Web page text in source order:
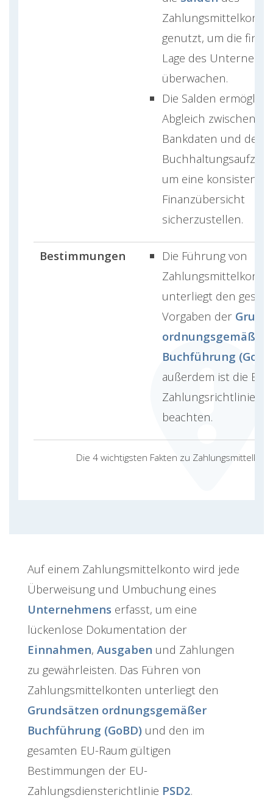
Die 4 wichtigsten Fakten zu
genutzt, um die
Lage des
überwachen.
Die Salden
Abgleich zwischen
Bankdaten und den
um eine konsistente
Finanzübersicht
sicherzustellen.
Bestimmungen
Die Führung von
unterliegt den
Vorgaben der
ordnungsgemäßer
Buchführung
außerdem ist die EU-
Zahlungsrichtlinie
beachten.
Auf einem Zahlungsmittelkonto wird jede
Überweisung und Umbuchung eines
Unternehmens erfasst, um eine
lückenlose Dokumentation der
Einnahmen, Ausgaben und Zahlungen
zu gewährleisten. Das Führen von
Zahlungsmittelkonten unterliegt den
Grundsätzen ordnungsgemäßer
Buchführung (GoBD) und den im
gesamten EU-Raum gültigen
Bestimmungen der EU-
Zahlungsdiensterichtlinie PSD2.